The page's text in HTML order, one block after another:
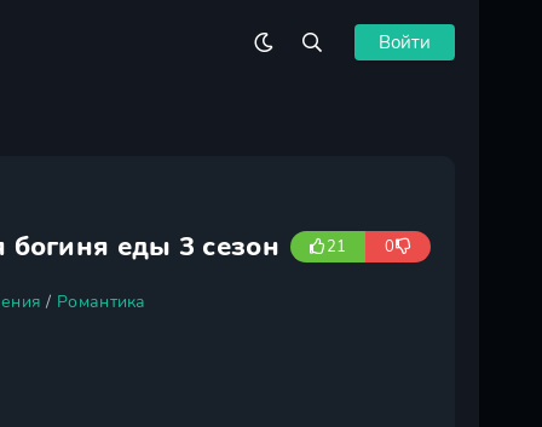
Войти
еды 3 сезон 21 0
/ Романтика